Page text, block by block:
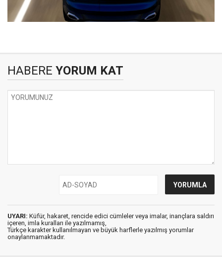
HABERE YORUM KAT
UYARI: Küfür, hakaret, rencide edici cümleler veya imalar, inançlara saldırı
içeren, imla kuralları ile yazılmamış,
Türkçe karakter kullanılmayan ve büyük harflerle yazılmış yorumlar
onaylanmamaktadır.